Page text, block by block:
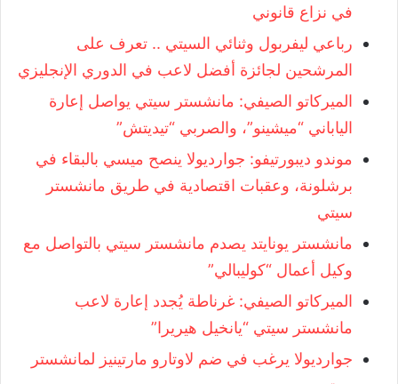
في نزاع قانوني
رباعي ليفربول وثنائي السيتي .. تعرف على
المرشحين لجائزة أفضل لاعب في الدوري الإنجليزي
الميركاتو الصيفي: مانشستر سيتي يواصل إعارة
الياباني “ميشينو”، والصربي “تيديتش”
موندو ديبورتيفو: جوارديولا ينصح ميسي بالبقاء في
برشلونة، وعقبات اقتصادية في طريق مانشستر
سيتي
مانشستر يونايتد يصدم مانشستر سيتي بالتواصل مع
وكيل أعمال “كوليبالي”
الميركاتو الصيفي: غرناطة يُجدد إعارة لاعب
مانشستر سيتي “يانخيل هيريرا”
جوارديولا يرغب في ضم لاوتارو مارتينيز لمانشستر